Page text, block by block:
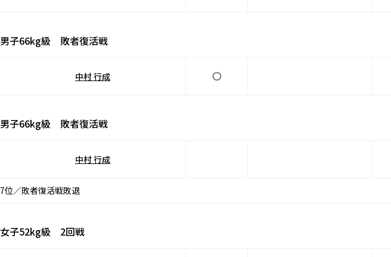
男子66kg級 敗者復活戦
中村 行成
男子66kg級 敗者復活戦
中村 行成
7位／敗者復活戦敗退
女子52kg級 2回戦